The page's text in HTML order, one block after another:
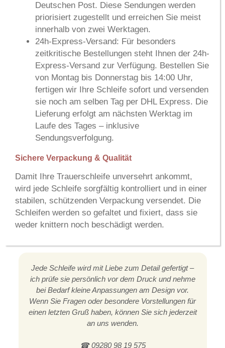
Deutschen Post. Diese Sendungen werden
priorisiert zugestellt und erreichen Sie meist
innerhalb von zwei Werktagen.
24h-Express-Versand: Für besonders
zeitkritische Bestellungen steht Ihnen der 24h-
Express-Versand zur Verfügung. Bestellen Sie
von Montag bis Donnerstag bis 14:00 Uhr,
fertigen wir Ihre Schleife sofort und versenden
sie noch am selben Tag per DHL Express. Die
Lieferung erfolgt am nächsten Werktag im
Laufe des Tages – inklusive
Sendungsverfolgung.
Sichere Verpackung & Qualität
Damit Ihre Trauerschleife unversehrt ankommt,
wird jede Schleife sorgfältig kontrolliert und in einer
stabilen, schützenden Verpackung versendet. Die
Schleifen werden so gefaltet und fixiert, dass sie
weder knittern noch beschädigt werden.
Jede Schleife wird mit Liebe zum Detail gefertigt –
ich prüfe sie persönlich vor dem Druck und nehme
bei Bedarf kleine Anpassungen am Design vor.
Wenn Sie Fragen oder besondere Vorstellungen für
einen letzten Gruß haben, können Sie sich jederzeit
an uns wenden.
☎ 09280 98 19 575